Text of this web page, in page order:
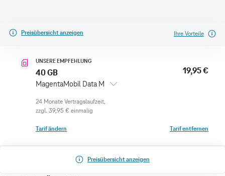
Preisübersicht anzeigen Ihre Vorteile
UNSERE EMPFEHLUNG
40 GB
MagentaMobil Data M
19,95 €
zzgl. 39,95 € einmalig
Tarif ändern Tarif entfernen
Preisübersicht anzeigen